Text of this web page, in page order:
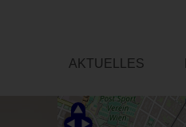
AKTUELLES